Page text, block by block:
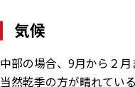
気候
中部の場合、9月から２月
当然乾季の方が晴れてい